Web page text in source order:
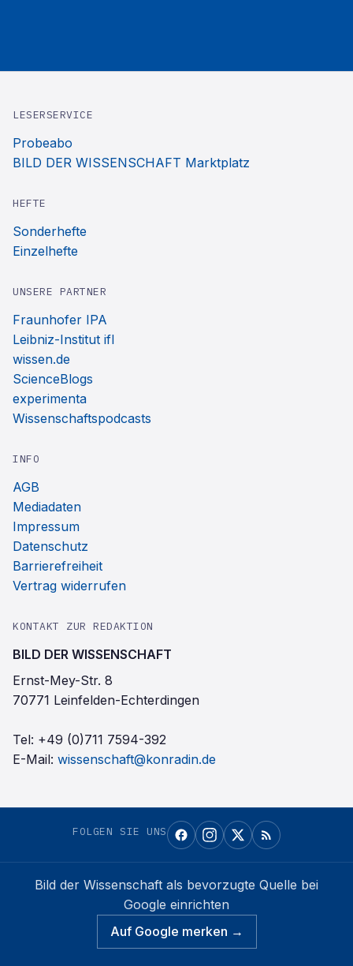
LESERSERVICE
Probeabo
BILD DER WISSENSCHAFT Marktplatz
HEFTE
Sonderhefte
Einzelhefte
UNSERE PARTNER
Fraunhofer IPA
Leibniz-Institut ifl
wissen.de
ScienceBlogs
experimenta
Wissenschaftspodcasts
INFO
AGB
Mediadaten
Impressum
Datenschutz
Barrierefreiheit
Vertrag widerrufen
KONTAKT ZUR REDAKTION
BILD DER WISSENSCHAFT
Ernst-Mey-Str. 8
70771 Leinfelden-Echterdingen
Tel: +49 (0)711 7594-392
E-Mail: wissenschaft@konradin.de
FOLGEN SIE UNS
Bild der Wissenschaft als bevorzugte Quelle bei
Google einrichten
Auf Google merken →